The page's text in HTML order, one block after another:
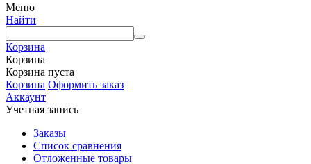
Меню
Найти
Корзина
Корзина
Корзина пуста
Корзина Оформить заказ
Аккаунт
Учетная запись
Заказы
Список сравнения
Отложенные товары